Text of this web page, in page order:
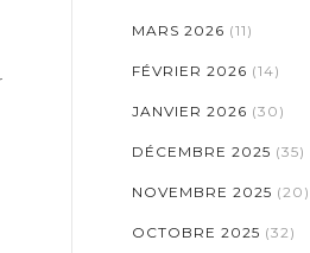
MARS 2026 (11)
FÉVRIER 2026 (14)
JANVIER 2026 (30)
DÉCEMBRE 2025 (35)
NOVEMBRE 2025 (20)
OCTOBRE 2025 (32)